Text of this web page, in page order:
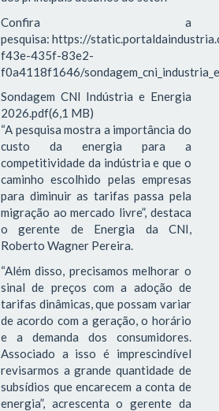
Confira a
pesquisa: https://
f43e-435f-83e2-
f0a4118f1646/
Sondagem CNI Indústria e Energia
2026.pdf(6,1 MB)
“A pesquisa mostra a importância do
custo da energia para a
competitividade da indústria e que o
caminho escolhido pelas empresas
para diminuir as tarifas passa pela
migração ao mercado livre”, destaca
o gerente de Energia da CNI,
Roberto Wagner Pereira.
“Além disso, precisamos melhorar o
sinal de preços com a adoção de
tarifas dinâmicas, que possam variar
de acordo com a geração, o horário
e a demanda dos consumidores.
Associado a isso é imprescindível
revisarmos a grande quantidade de
subsídios que encarecem a conta de
energia”, acrescenta o gerente da